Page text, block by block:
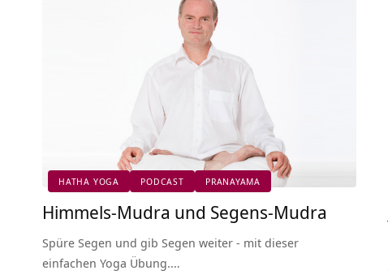
HATHA YOGA PODCAST PRANAYAMA
Himmels-Mudra und Segens-Mudra
Spüre Segen und gib Segen weiter - mit dieser
einfachen Yoga Übung.…